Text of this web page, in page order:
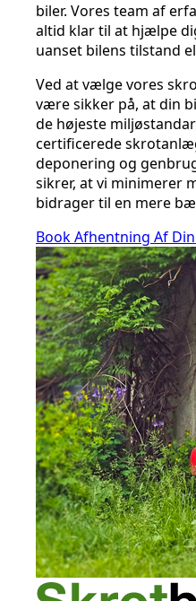
biler. Vores team af
altid klar til at hjælpe
uanset bilens tilstand
Ved at vælge vores
være sikker på, at din
de højeste
certificerede
deponering og
sikrer, at vi minimerer
bidrager til en mere
Book Afhentning Af